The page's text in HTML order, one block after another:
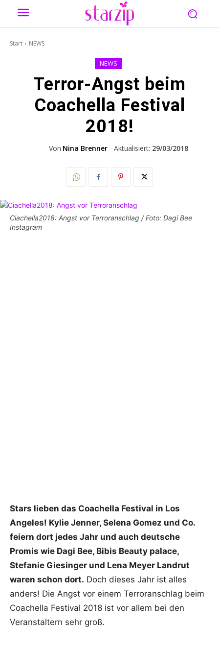
Start NEWS
NEWS
Terror-Angst beim
Coachella Festival
2018!
Von Nina Brenner Aktualisiert: 29/03/2018
Ciachella2018: Angst vor Terroranschlag / Foto: Dagi Bee
Instagram
Stars lieben das Coachella Festival in Los
Angeles! Kylie Jenner, Selena Gomez und Co.
feiern dort jedes Jahr und auch deutsche
Promis wie Dagi Bee, Bibis Beauty palace,
Stefanie Giesinger und Lena Meyer Landrut
waren schon dort. Doch dieses Jahr ist alles
anders! Die Angst vor einem Terroranschlag beim
Coachella Festival 2018 ist vor allem bei den
Veranstaltern sehr groß.